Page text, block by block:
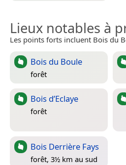
Lieux notables à
Les points forts incluent Bois du
Bois du Boule
forêt
Bois d’Eclaye
forêt
Bois Derrière Fays
forêt, 3½ km au sud